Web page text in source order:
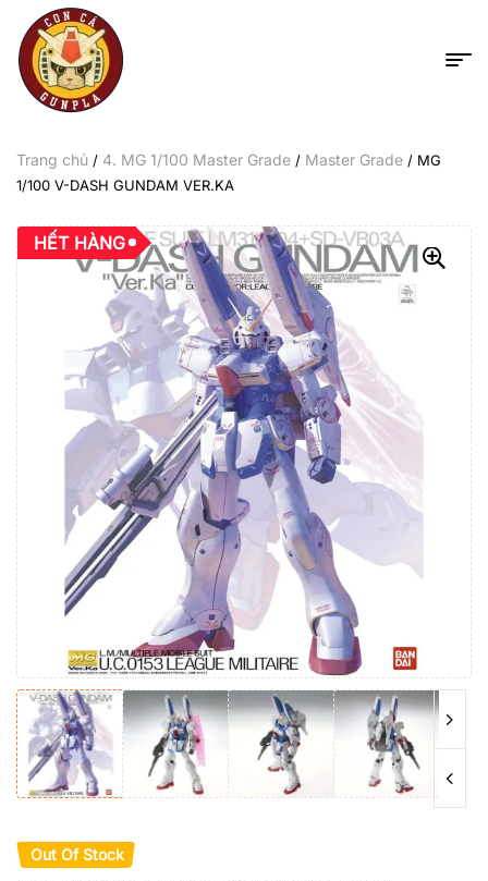
Trang chủ / 4. MG 1/100 Master Grade / Master Grade / MG
1/100 V-DASH GUNDAM VER.KA
HẾT HÀNG
Out Of Stock